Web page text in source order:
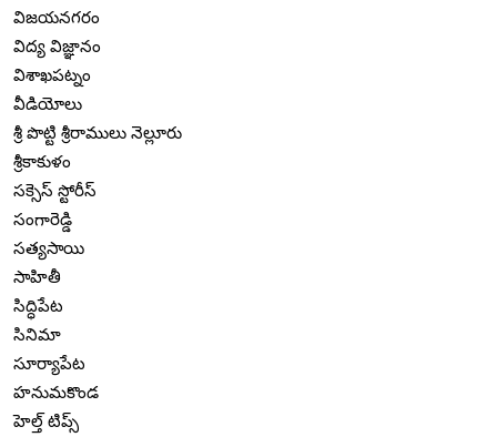
విజయనగరం
విద్య విజ్ఞానం
విశాఖపట్నం
వీడియోలు
శ్రీ పొట్టి శ్రీరాములు నెల్లూరు
శ్రీకాకుళం
సక్సెస్ స్టోరీస్
సంగారెడ్డి
సత్యసాయి
సాహితీ
సిద్ధిపేట
సినిమా
సూర్యాపేట
హనుమకొండ
హెల్త్ టిప్స్